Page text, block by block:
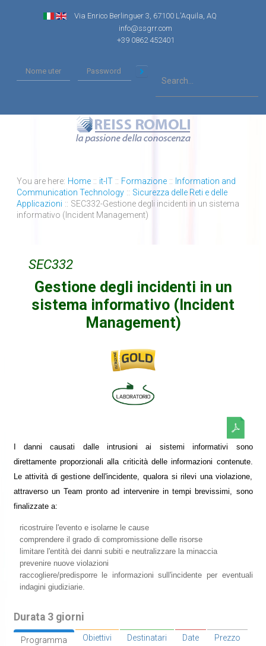
Via Enrico Berlinguer 3, 67100 L'Aquila, AQ
info@ssgrr.com
+39 0862 452401
You are here: Home :: it-IT :: Formazione :: Information and
Communication Technology :: Sicurezza delle Reti e delle
Applicazioni :: SEC332-Gestione degli incidenti in un sistema
informativo (Incident Management)
SEC332
Gestione degli incidenti in un
sistema informativo (Incident
Management)
I danni causati dalle intrusioni ai sistemi informativi sono
direttamente proporzionali alla criticità delle informazioni contenute.
Le attività di gestione dell'incidente, qualora si rilevi una violazione,
attraverso un Team pronto ad intervenire in tempi brevissimi, sono
finalizzate a:
ricostruire l'evento e isolarne le cause
comprendere il grado di compromissione delle risorse
limitare l'entità dei danni subiti e neutralizzare la minaccia
prevenire nuove violazioni
raccogliere/predisporre le informazioni sull'incidente per eventuali
indagini giudiziarie.
Durata 3 giorni
Programma Obiettivi Destinatari Date Prezzo